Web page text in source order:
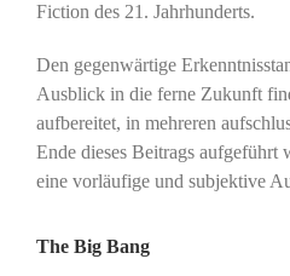
Fiction des 21. Jahrhunderts.
Den gegenwärtige
Ausblick in die ferne Zukunft
aufbereitet, in mehreren
Ende dieses Beitrags aufgeführt
eine vorläufige und subjektive
The Big Bang